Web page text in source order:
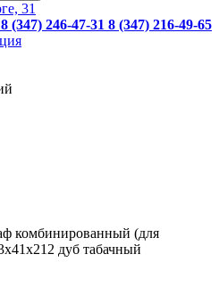
31
8 (347) 246-47-31 8 (347) 216-49-65
комбинированный (для
дуб табачный